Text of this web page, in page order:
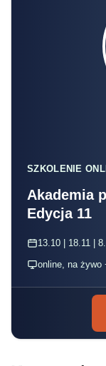
SZKOLENIE
Akademia
Edycja 11
13.10 | 18.11 |
online, na żywo